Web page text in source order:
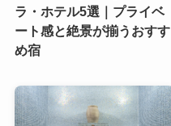
ラ・ホテル5選｜プライベ
ート感と絶景が揃うおすす
め宿